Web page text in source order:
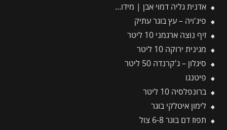
אדנית גליה דמוי אבן | מידות 78x30x29 ס״מ | חול
פיג'ויה – עץ בוגר עתיק
זיף נוצה ארגמני 10 ליטר
מגינית ירוקה 10 ליטר
סיגלון – ג'קרנדה 50 ליטר
פיטנגו
ברונפלסיה 10 ליטר
לימון איטלקי בוגר
תפוז דם בוגר 6-8 צול